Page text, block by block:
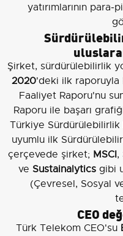
yatırımlarının
Şirket, sürdürülebilirlik
2020'deki ilk raporuyla
Faaliyet Raporu'nu
Raporu ile başarı
Türkiye Sürdürülebilirlik
uyumlu ilk
çerçevede şirket; MSCI,
ve Sustainalytics gibi
(Çevresel, Sosyal
CEO
Türk Telekom CEO'su